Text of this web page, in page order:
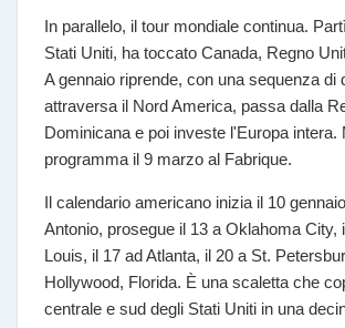
In parallelo, il tour mondiale continua.
Stati Uniti, ha toccato Canada, Regno
A gennaio riprende, con una sequenza di
attraversa il Nord America, passa dalla
Dominicana e poi investe l'Europa intera.
programma il 9 marzo al Fabrique.
Il calendario americano inizia il 10
Antonio, prosegue il 13 a Oklahoma City,
Louis, il 17 ad Atlanta, il 20 a St.
Hollywood, Florida. È una scaletta che
centrale e sud degli Stati Uniti in una